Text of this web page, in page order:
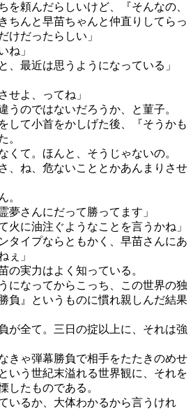
を頼んだらしいけど、『そんなの、
ちんと早苗ちゃんと仲直りしてらっ
けだったらしい」
ね」
、最近は思うようになっている」
せよ、ってね」
のではないだろうか、と菫子。
して小首をかしげた後、『そうかも
。
くて。ほんと、そうじゃないの。
、ね、危ないこととかあんまりさせ
。
さんにだって勝ってます」
火に油注ぐようなことを言うかね」
タイプならともかく、早苗さんにあ
ぇ」
実力はよく知っている。
になってからこっち、この世界の独
負』というものに慣れ親しんだ結果
が全て。三日の掟以上に、それは強
きゃ弾幕勝負で相手をたたきのめせ
う世紀末溢れる世界観に、それを
したものである。
いるか、大体わかるから言うけれ